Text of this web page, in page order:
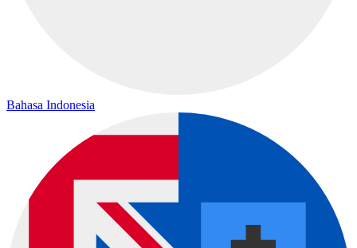
Bahasa Indonesia